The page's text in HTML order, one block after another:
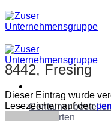
Zum
Inhalt
springen
Container
Abfallarten
8442, Fresing
Dieser Eintrag wurde
Lesezeichen auf den